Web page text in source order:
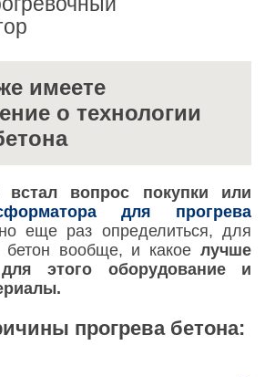
имеете
о технологии
вопрос покупки или
для прогрева
еще раз определиться, для
бетон вообще, и какое лучше
для этого оборудование и
прогрева бетона: